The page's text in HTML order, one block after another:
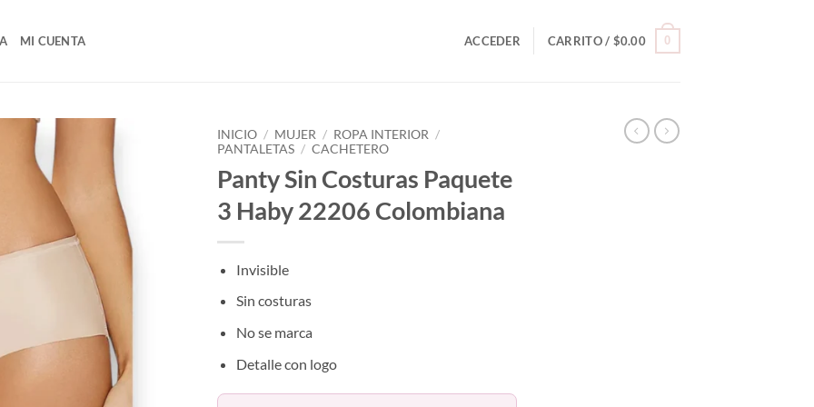
MI CUENTA ACCEDER CARRITO / $0.00 0
INICIO / MUJER / ROPA INTERIOR /
PANTALETAS / CACHETERO
Panty Sin Costuras Paquete
3 Haby 22206 Colombiana
Invisible
Sin costuras
No se marca
Detalle con logo